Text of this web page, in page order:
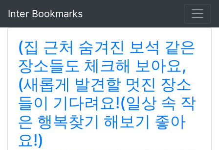
Inter Bookmarks
(집 근처 숨겨진 보석 같은
장소들도 체크해 보아요,
(새롭게 발견할 멋진 장소
들이 기다려요!(일상 속 작
은 행복찾기 해보기 좋아
요!)